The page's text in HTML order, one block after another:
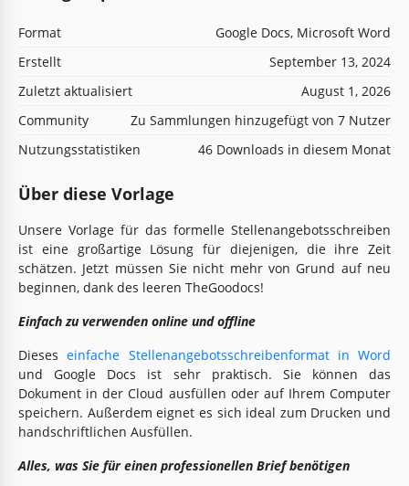
Format
Google Docs, Microsoft Word
Erstellt
September 13, 2024
Zuletzt aktualisiert
August 1, 2026
Community
Zu Sammlungen hinzugefügt von 7 Nutzer
Nutzungsstatistiken
46 Downloads in diesem Monat
Über diese Vorlage
Unsere Vorlage für das formelle Stellenangebotsschreiben
ist eine großartige Lösung für diejenigen, die ihre Zeit
schätzen. Jetzt müssen Sie nicht mehr von Grund auf neu
beginnen, dank des leeren TheGoodocs!
Einfach zu verwenden online und offline
Dieseseinfache Stellenangebotsschreibenformat in Word
und Google Docs ist sehr praktisch. Sie können das
Dokument in der Cloud ausfüllen oder auf Ihrem Computer
speichern. Außerdem eignet es sich ideal zum Drucken und
handschriftlichen Ausfüllen.
Alles, was Sie für einen professionellen Brief benötigen